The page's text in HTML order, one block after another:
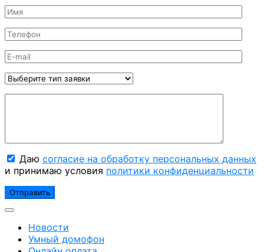
Даю согласие на обработку персональных данных
и принимаю условия политики конфиденциальности
Новости
Умный домофон